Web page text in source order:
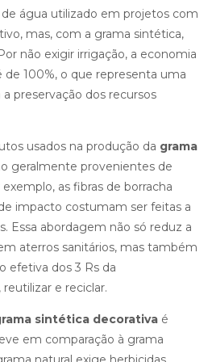
água utilizado em projetos com
mas, com a grama sintética,
não exigir irrigação, a economia
de 100%, o que representa uma
preservação dos recursos
usados na produção da grama
geralmente provenientes de
as fibras de borracha
impacto costumam ser feitas a
Essa abordagem não só reduz a
aterros sanitários, mas também
efetiva dos 3 Rs da
e reciclar.
sintética decorativa é
em comparação à grama